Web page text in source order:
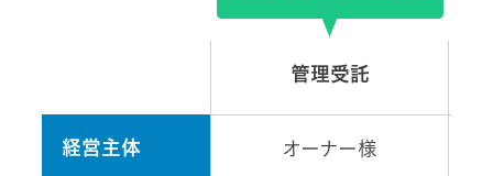
管理受託
経営主体 オーナー様